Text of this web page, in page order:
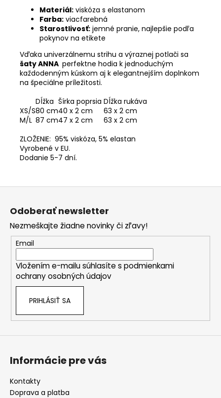
Materiál: viskóza s elastanom
Farba: viacfarebná
Starostlivosť: jemné pranie, najlepšie podľa
pokynov na etikete
Vďaka univerzálnemu strihu a výraznej potlači sa
šaty ANNA perfektne hodia k jednoduchým
každodenným kúskom aj k elegantnejším doplnkom
na špeciálne príležitosti.
Dĺžka Šírka poprsia Dĺžka rukáva
XS/S80 cm40 x 2 cm
63 x 2 cm
M/L 87 cm47 x 2 cm
63 x 2 cm
ZLOŽENIE: 95% viskóza, 5% elastan
Vyrobené v EU.
Dodanie 5-7 dní.
Odoberať newsletter
Nezmeškajte žiadne novinky či zľavy!
Email
Vložením e-mailu súhlasíte s podmienkami
ochrany osobných údajov
PRIHLÁSIŤ SA
Informácie pre vás
Kontakty
Doprava a platba